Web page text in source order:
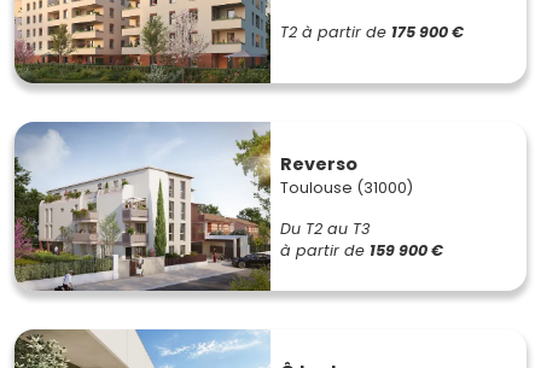
T2 à partir de 175 900 €
Reverso
Toulouse (31000)
Du T2 au T3
à partir de 159 900 €